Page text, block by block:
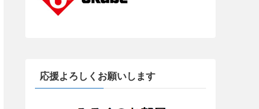
応援よろしくお願いします